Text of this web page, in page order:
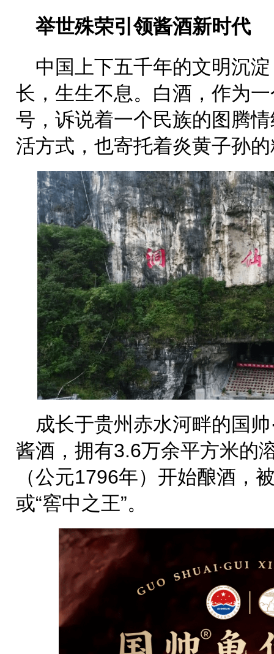
举世殊荣引领酱酒新时代
中国上下五千年的文明沉
长，生生不息。白酒，作为
号，诉说着一个民族的图腾
活方式，也寄托着炎黄子孙
成长于贵州赤水河畔的国
酱酒，拥有3.6万余平方米的
（公元1796年）开始酿酒，
或“窖中之王”。